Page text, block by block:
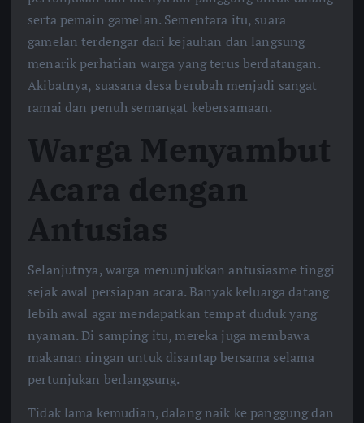
serta pemain gamelan. Sementara itu, suara
gamelan terdengar dari kejauhan dan langsung
menarik perhatian warga yang terus berdatangan.
Akibatnya, suasana desa berubah menjadi sangat
ramai dan penuh semangat kebersamaan.
Warga Menyambut
Acara dengan
Antusias
Selanjutnya, warga menunjukkan antusiasme tinggi
sejak awal persiapan acara. Banyak keluarga datang
lebih awal agar mendapatkan tempat duduk yang
nyaman. Di samping itu, mereka juga membawa
makanan ringan untuk disantap bersama selama
pertunjukan berlangsung.
Tidak lama kemudian, dalang naik ke panggung dan